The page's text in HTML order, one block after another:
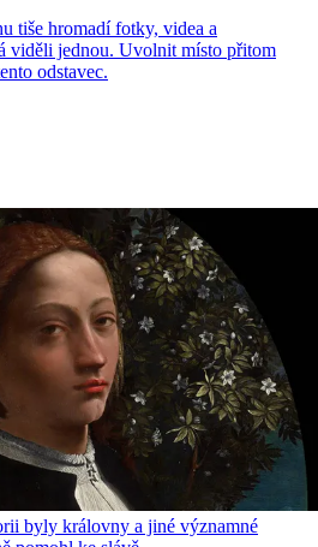
tiše hromadí fotky, videa a
viděli jednou. Uvolnit místo přitom
odstavec.
byly královny a jiné významné